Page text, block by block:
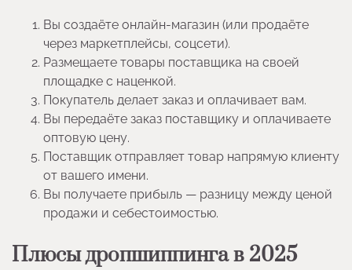
Вы создаёте онлайн-магазин (или продаёте
через маркетплейсы, соцсети).
Размещаете товары поставщика на своей
площадке с наценкой.
Покупатель делает заказ и оплачивает вам.
Вы передаёте заказ поставщику и оплачиваете
оптовую цену.
Поставщик отправляет товар напрямую клиенту
от вашего имени.
Вы получаете прибыль — разницу между ценой
продажи и себестоимостью.
Плюсы дропшиппинга в 2025